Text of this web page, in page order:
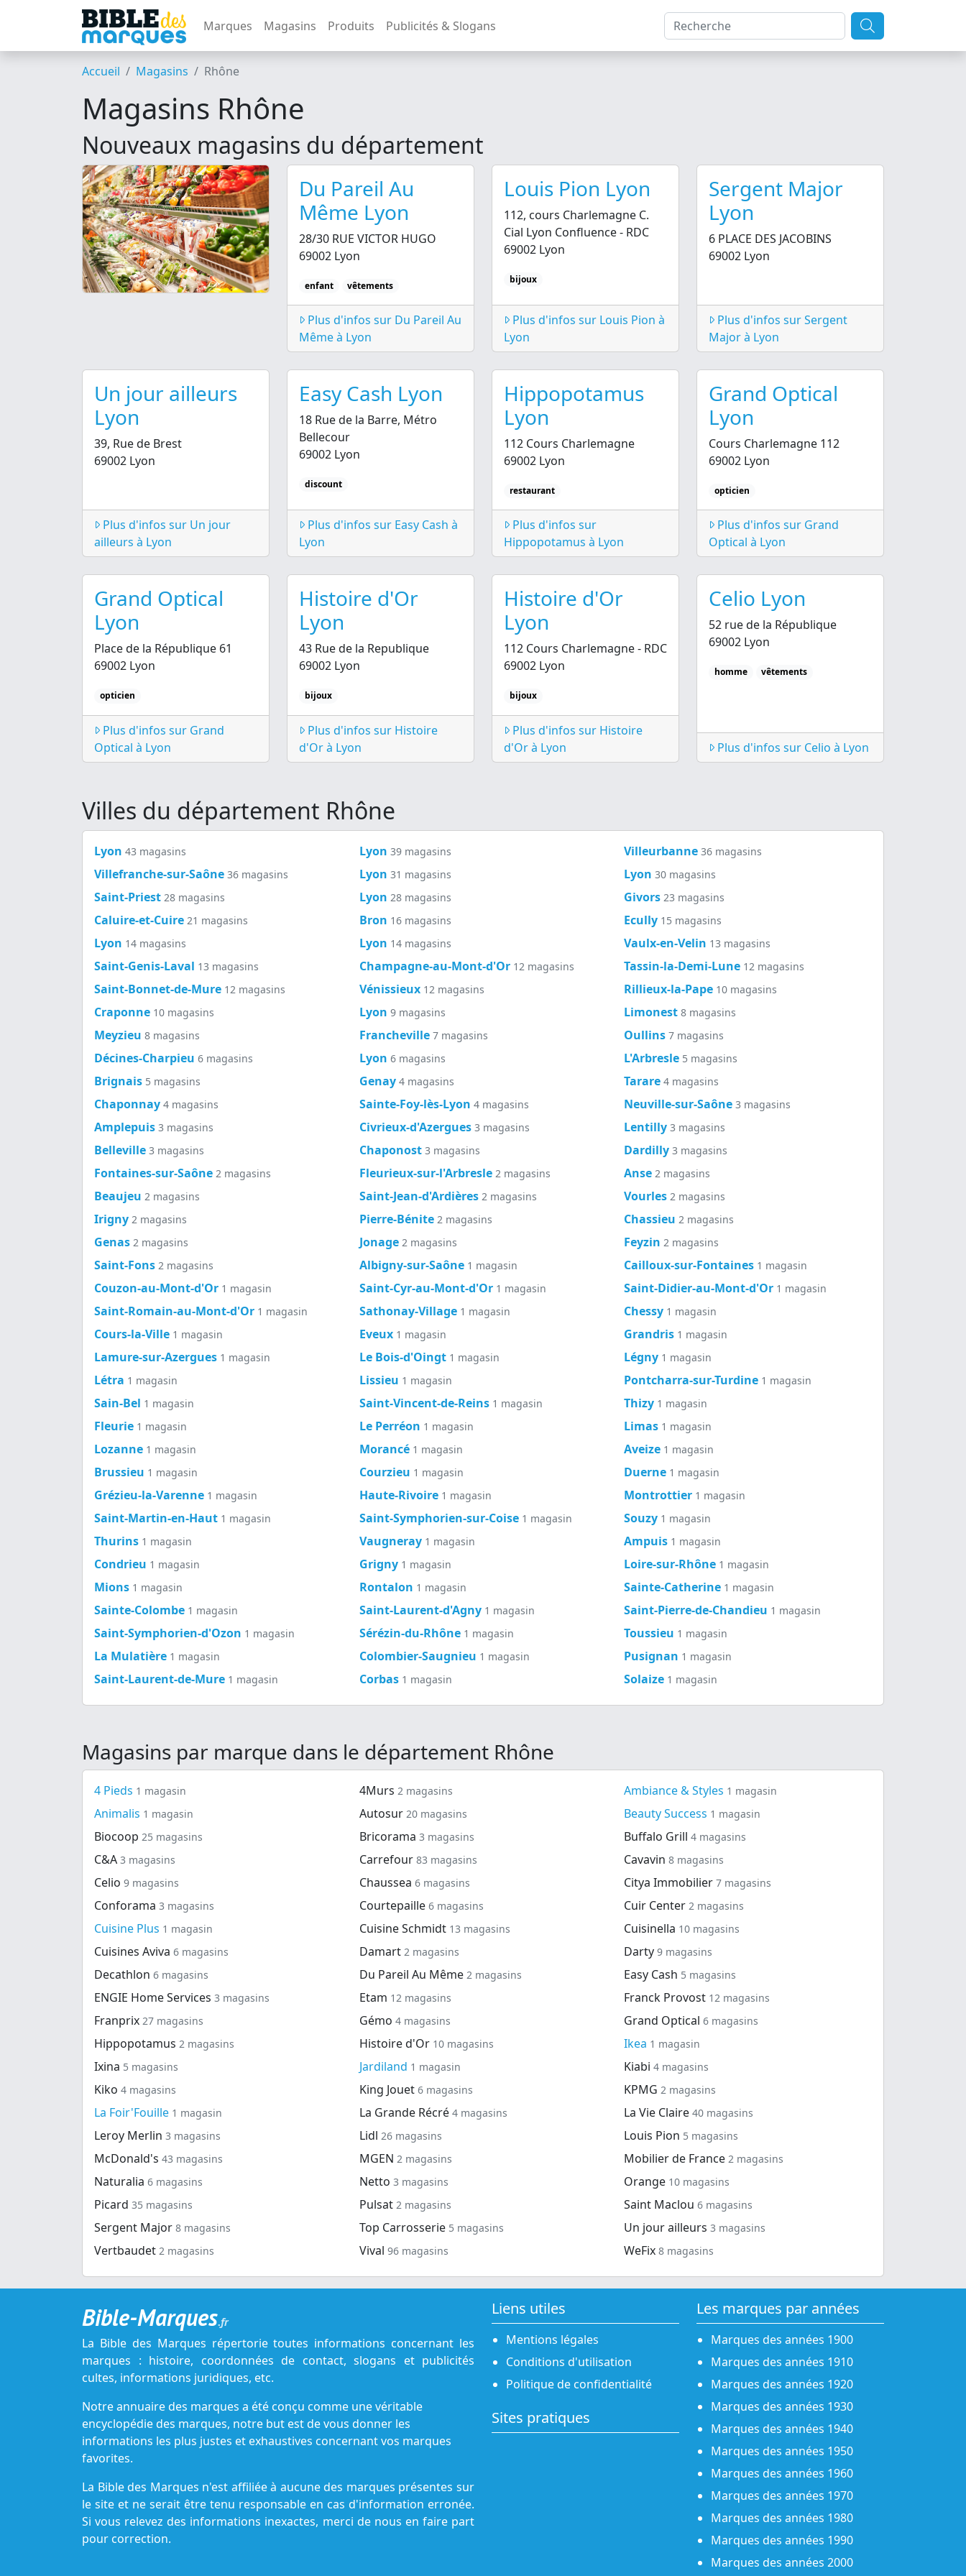
Marques Magasins Produits Publicités & Slogans
Accueil Magasins Rhône
Magasins Rhône
Nouveaux magasins du département
Du Pareil Au
Même Lyon
28/30 RUE VICTOR HUGO
69002 Lyon
enfant vêtements
Plus d'infos sur Du Pareil Au
Même à Lyon
Louis Pion Lyon
112, cours Charlemagne C.
Cial Lyon Confluence - RDC
69002 Lyon
bijoux
Plus d'infos sur Louis Pion à
Lyon
Sergent Major
Lyon
6 PLACE DES JACOBINS
69002 Lyon
Plus d'infos sur Sergent
Major à Lyon
Un jour ailleurs
Lyon
39, Rue de Brest
69002 Lyon
Plus d'infos sur Un jour
ailleurs à Lyon
Easy Cash Lyon
18 Rue de la Barre, Métro
Bellecour
69002 Lyon
discount
Plus d'infos sur Easy Cash à
Lyon
Hippopotamus
Lyon
112 Cours Charlemagne
69002 Lyon
restaurant
Plus d'infos sur
Hippopotamus à Lyon
Grand Optical
Lyon
Cours Charlemagne 112
69002 Lyon
opticien
Plus d'infos sur Grand
Optical à Lyon
Grand Optical
Lyon
Place de la République 61
69002 Lyon
opticien
Plus d'infos sur Grand
Optical à Lyon
Histoire d'Or
Lyon
43 Rue de la Republique
69002 Lyon
bijoux
Plus d'infos sur Histoire
d'Or à Lyon
Histoire d'Or
Lyon
112 Cours Charlemagne - RDC
69002 Lyon
bijoux
Plus d'infos sur Histoire
d'Or à Lyon
Celio Lyon
52 rue de la République
69002 Lyon
homme vêtements
Plus d'infos sur Celio à Lyon
Villes du département Rhône
Lyon 43 magasins Lyon 39 magasins Villeurbanne 36 magasins
Villefranche-sur-Saône 36 magasins Lyon 31 magasins Lyon 30 magasins
Saint-Priest 28 magasins Lyon 28 magasins Givors 23 magasins
Caluire-et-Cuire 21 magasins Bron 16 magasins Ecully 15 magasins
Lyon 14 magasins Lyon 14 magasins Vaulx-en-Velin 13 magasins
Saint-Genis-Laval 13 magasins Champagne-au-Mont-d'Or 12 magasins Tassin-la-Demi-Lune 12 magasins
Saint-Bonnet-de-Mure 12 magasins Vénissieux 12 magasins Rillieux-la-Pape 10 magasins
Craponne 10 magasins Lyon 9 magasins Limonest 8 magasins
Meyzieu 8 magasins Francheville 7 magasins Oullins 7 magasins
Décines-Charpieu 6 magasins Lyon 6 magasins L'Arbresle 5 magasins
Brignais 5 magasins Genay 4 magasins Tarare 4 magasins
Chaponnay 4 magasins Sainte-Foy-lès-Lyon 4 magasins Neuville-sur-Saône 3 magasins
Amplepuis 3 magasins Civrieux-d'Azergues 3 magasins Lentilly 3 magasins
Belleville 3 magasins Chaponost 3 magasins Dardilly 3 magasins
Fontaines-sur-Saône 2 magasins Fleurieux-sur-l'Arbresle 2 magasins Anse 2 magasins
Beaujeu 2 magasins Saint-Jean-d'Ardières 2 magasins Vourles 2 magasins
Irigny 2 magasins Pierre-Bénite 2 magasins Chassieu 2 magasins
Genas 2 magasins Jonage 2 magasins Feyzin 2 magasins
Saint-Fons 2 magasins Albigny-sur-Saône 1 magasin Cailloux-sur-Fontaines 1 magasin
Couzon-au-Mont-d'Or 1 magasin Saint-Cyr-au-Mont-d'Or 1 magasin Saint-Didier-au-Mont-d'Or 1 magasin
Saint-Romain-au-Mont-d'Or 1 magasin Sathonay-Village 1 magasin Chessy 1 magasin
Cours-la-Ville 1 magasin Eveux 1 magasin Grandris 1 magasin
Lamure-sur-Azergues 1 magasin Le Bois-d'Oingt 1 magasin Légny 1 magasin
Létra 1 magasin Lissieu 1 magasin Pontcharra-sur-Turdine 1 magasin
Sain-Bel 1 magasin Saint-Vincent-de-Reins 1 magasin Thizy 1 magasin
Fleurie 1 magasin Le Perréon 1 magasin Limas 1 magasin
Lozanne 1 magasin Morancé 1 magasin Aveize 1 magasin
Brussieu 1 magasin Courzieu 1 magasin Duerne 1 magasin
Grézieu-la-Varenne 1 magasin Haute-Rivoire 1 magasin Montrottier 1 magasin
Saint-Martin-en-Haut 1 magasin Saint-Symphorien-sur-Coise 1 magasin Souzy 1 magasin
Thurins 1 magasin Vaugneray 1 magasin Ampuis 1 magasin
Condrieu 1 magasin Grigny 1 magasin Loire-sur-Rhône 1 magasin
Mions 1 magasin Rontalon 1 magasin Sainte-Catherine 1 magasin
Sainte-Colombe 1 magasin Saint-Laurent-d'Agny 1 magasin Saint-Pierre-de-Chandieu 1 magasin
Saint-Symphorien-d'Ozon 1 magasin Sérézin-du-Rhône 1 magasin Toussieu 1 magasin
La Mulatière 1 magasin Colombier-Saugnieu 1 magasin Pusignan 1 magasin
Saint-Laurent-de-Mure 1 magasin Corbas 1 magasin Solaize 1 magasin
Magasins par marque dans le département Rhône
4 Pieds 1 magasin 4Murs 2 magasins Ambiance & Styles 1 magasin
Animalis 1 magasin Autosur 20 magasins Beauty Success 1 magasin
Biocoop 25 magasins Bricorama 3 magasins Buffalo Grill4 magasins
C&A 3 magasins Carrefour 83 magasins Cavavin8 magasins
Celio 9 magasins Chaussea 6 magasins Citya Immobilier7 magasins
Conforama 3 magasins Courtepaille 6 magasins Cuir Center2 magasins
Cuisine Plus 1 magasin Cuisine Schmidt 13 magasins Cuisinella 10 magasins
Cuisines Aviva 6 magasins Damart 2 magasins Darty9 magasins
Decathlon 6 magasins Du Pareil Au Même 2 magasins Easy Cash 5 magasins
ENGIE Home Services 3 magasins Etam 12 magasins Franck Provost 12 magasins
Franprix 27 magasins Gémo 4 magasins Grand Optical6 magasins
Hippopotamus 2 magasins Histoire d'Or 10 magasins Ikea 1 magasin
Ixina 5 magasins Jardiland 1 magasin Kiabi4 magasins
Kiko 4 magasins King Jouet 6 magasins KPMG2 magasins
La Foir'Fouille 1 magasin La Grande Récré 4 magasins La Vie Claire40 magasins
Leroy Merlin 3 magasins Lidl 26 magasins Louis Pion 5 magasins
McDonald's 43 magasins MGEN 2 magasins Mobilier de France2 magasins
Naturalia 6 magasins Netto 3 magasins Orange 10 magasins
Picard 35 magasins Pulsat 2 magasins Saint Maclou6 magasins
Sergent Major 8 magasins Top Carrosserie 5 magasins Un jour ailleurs3 magasins
Vertbaudet 2 magasins Vival 96 magasins WeFix8 magasins
Bible-Marques.fr
La Bible des Marques répertorie toutes informations concernant les
marques : histoire, coordonnées de contact, slogans et publicités
cultes, informations juridiques, etc.
Notre annuaire des marques a été conçu comme une véritable
encyclopédie des marques, notre but est de vous donner les
informations les plus justes et exhaustives concernant vos marques
favorites.
La Bible des Marques n'est affiliée à aucune des marques présentes sur
le site et ne serait être tenu responsable en cas d'information erronée.
Si vous relevez des informations inexactes, merci de nous en faire part
pour correction.
Liens utiles
Mentions légales
Conditions d'utilisation
Politique de confidentialité
Sites pratiques
Les marques par années
Marques des années 1900
Marques des années 1910
Marques des années 1920
Marques des années 1930
Marques des années 1940
Marques des années 1950
Marques des années 1960
Marques des années 1970
Marques des années 1980
Marques des années 1990
Marques des années 2000